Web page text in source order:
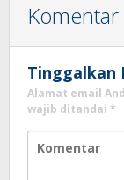
Komentar
Tinggalkan
Alamat email
wajib ditandai *